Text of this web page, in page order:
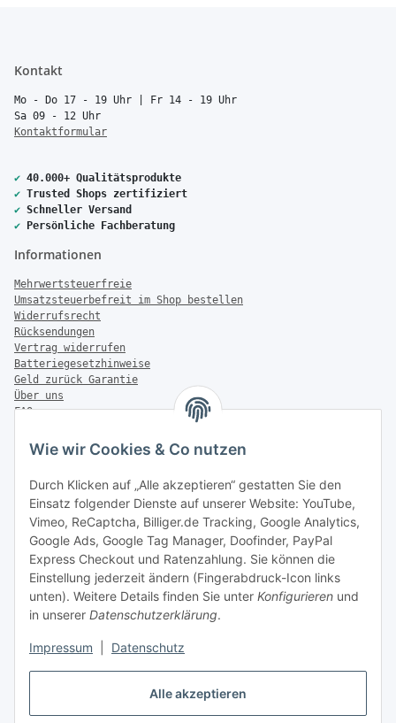
Alle akzeptieren
Wie wir Cookies & Co nutzen
Durch Klicken auf „Alle akzeptieren“ gestatten Sie den
Einsatz folgender Dienste auf unserer Website: YouTube,
Vimeo, ReCaptcha, Billiger.de Tracking, Google Analytics,
Google Ads, Google Tag Manager, Doofinder, PayPal
Express Checkout und Ratenzahlung. Sie können die
Einstellung jederzeit ändern (Fingerabdruck-Icon links
unten). Weitere Details finden Sie unter Konfigurieren und
in unserer Datenschutzerklärung.
Impressum Datenschutz
Kontakt
Mo - Do 17 - 19 Uhr | Fr 14 - 19 Uhr
Sa 09 - 12 Uhr
Kontaktformular
✔ 40.000+ Qualitätsprodukte
✔ Trusted Shops zertifiziert
✔ Schneller Versand
✔ Persönliche Fachberatung
Informationen
Mehrwertsteuerfreie
Umsatzsteuerbefreit im Shop bestellen
Widerrufsrecht
Rücksendungen
Vertrag widerrufen
Batteriegesetzhinweise
Geld zurück Garantie
Über uns
FAQ
Zahlung & Versand
Versandinformationen
Sonstiges